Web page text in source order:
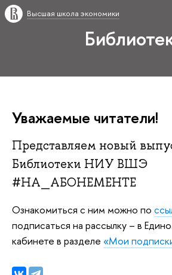
Высшая школа экономики
Уважаемые читатели!
Представляем новый
Библиотеки НИУ ВШЭ
#НА_АБОНЕМЕНТЕ
Ознакомиться с ним можно по
подписаться на рассылку – в
кабинете в разделе «Мои